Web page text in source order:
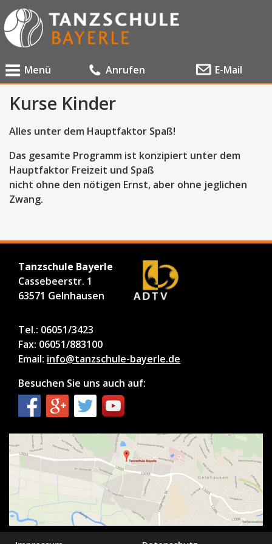
Menü Anrufen E-Mail
Kurse Kinder
Alles unter dem Hauptfaktor Spaß!
Das gesamte Programm ist konzipiert unter dem
Hauptfaktor Freizeit und Spaß
nicht ohne den nötigen Ernst, aber ohne jeglichen
Zwang.
Tanzschule Bayerle
Cassebeerstr. 1
63571 Gelnhausen
Tel.: 06051/3423
Fax: 06051/883100
Email: info@tanzschule-bayerle.de
Besuchen Sie uns auch auf: